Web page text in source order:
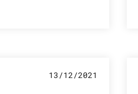
13/12/2021